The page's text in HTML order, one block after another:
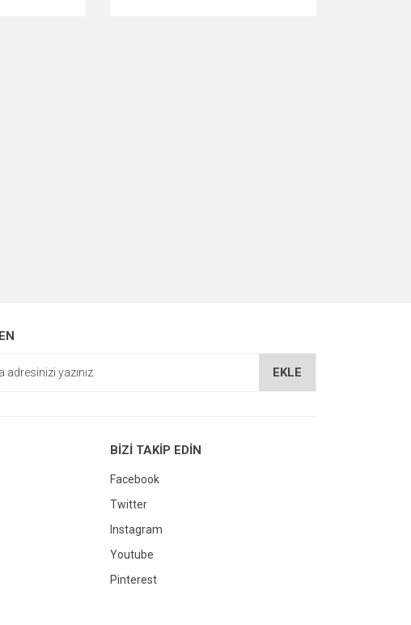
EKLE
BİZİ TAKİP EDİN
Facebook
Twitter
Instagram
Youtube
Pinterest